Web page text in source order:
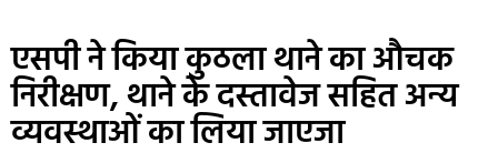
एसपी ने किया कुठला थाने का औचक
निरीक्षण, थाने के दस्तावेज सहित अन्य
व्यवस्थाओं का लिया जाएजा